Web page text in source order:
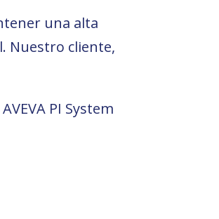
una alta
Nuestro cliente,
PI System